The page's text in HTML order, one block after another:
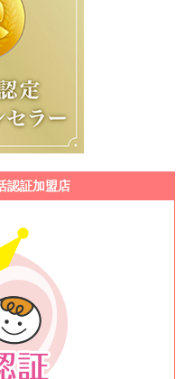
認証加盟店